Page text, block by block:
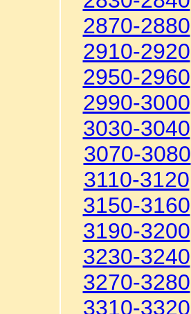
2870-2880
2910-2920
2950-2960
2990-3000
3030-3040
3070-3080
3110-3120
3150-3160
3190-3200
3230-3240
3270-3280
3310-3320